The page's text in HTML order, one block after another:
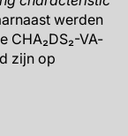
werden
CHA₂DS₂-VA-
zijn op